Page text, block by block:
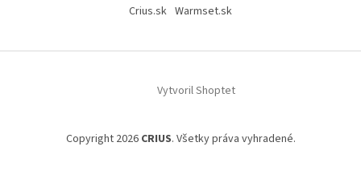
Crius.sk Warmset.sk
Vytvoril Shoptet
Copyright 2026 CRIUS. Všetky práva vyhradené.